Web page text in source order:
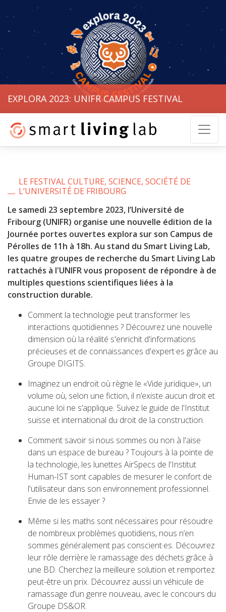
EXPLORA 2023: UNIFR CAMPUS FESTIVAL
LE FESTIVAL CULTURE, SCIENCE, SOCIÉTÉ DE
L’UNIVERSITÉ DE FRIBOURG
Le samedi 23 septembre 2023, l’Université de
Fribourg (UNIFR) organise une nouvelle édition de la
Journée portes ouvertes explora sur son Campus de
Pérolles de 11h à 18h. Au stand du Smart Living Lab,
les quatre groupes de recherche du Smart Living Lab
rattachés à l'UNIFR vous proposent de répondre à de
multiples questions scientifiques liées à la
construction durable.
Comment la technologie peut transformer les
interactions quotidiennes ? Découvrez une nouvelle
dimension où la réalité s'enrichit d'informations
précieuses et de connaissances d'expert·es grâce au
Groupe DIGITS.
Imaginez un endroit où règne le «Vide juridique», un
volume où, selon une fiction, il n’existe aucun droit et
aucune loi ne s’applique. Suivez le guide de l'Institut
suisse et international du droit de la construction.
Comment savoir si nous sommes ou non à l'aise
dans un espace de bureau ? Toujours à la pointe de
la technologie, les lunettes AirSpecs de l'Institut
Human-IST sont capables de mesurer le confort de
l'utilisateur dans son environnement professionnel.
Envie de les essayer ?
Même si les maths sont nécessaires pour résoudre
de nombreux problèmes quotidiens, nous n’en
sommes généralement pas conscient·es. Découvrez
leur rôle derrière le ramassage des déchets grâce à
une BD. Cherchez la meilleure solution et remportez
peut-être un prix. Découvrez aussi un véhicule de
ramassage d’un genre nouveau, avec le concours du
Groupe DS&OR.